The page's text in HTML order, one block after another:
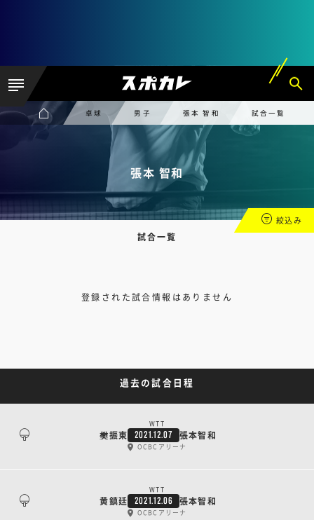
卓球 男子 張本 智和 試合一覧
張本 智和
試合一覧
絞込み
登録された試合情報はありません
過去の試合日程
WTT
樊振東 2021.12.07 張本智和
OCBCアリーナ
WTT
黄鎮廷 2021.12.06 張本智和
OCBCアリーナ